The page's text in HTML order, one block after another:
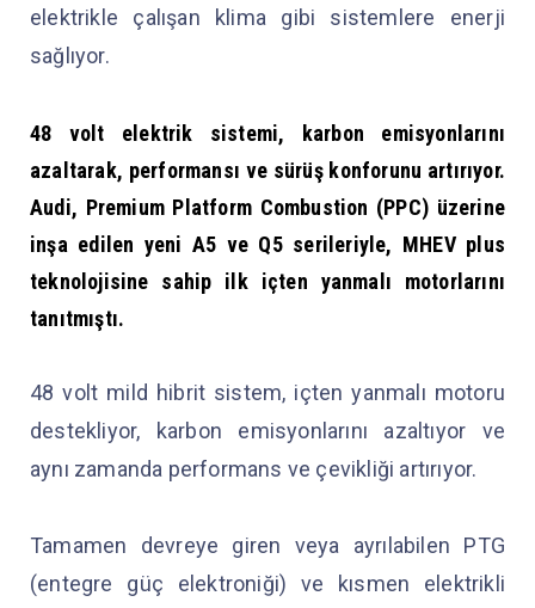
elektrikle çalışan klima gibi sistemlere enerji
sağlıyor.
48 volt elektrik sistemi, karbon emisyonlarını
azaltarak, performansı ve sürüş konforunu artırıyor.
Audi, Premium Platform Combustion (PPC) üzerine
inşa edilen yeni A5 ve Q5 serileriyle, MHEV plus
teknolojisine sahip ilk içten yanmalı motorlarını
tanıtmıştı.
48 volt mild hibrit sistem, içten yanmalı motoru
destekliyor, karbon emisyonlarını azaltıyor ve
aynı zamanda performans ve çevikliği artırıyor.
Tamamen devreye giren veya ayrılabilen PTG
(entegre güç elektroniği) ve kısmen elektrikli